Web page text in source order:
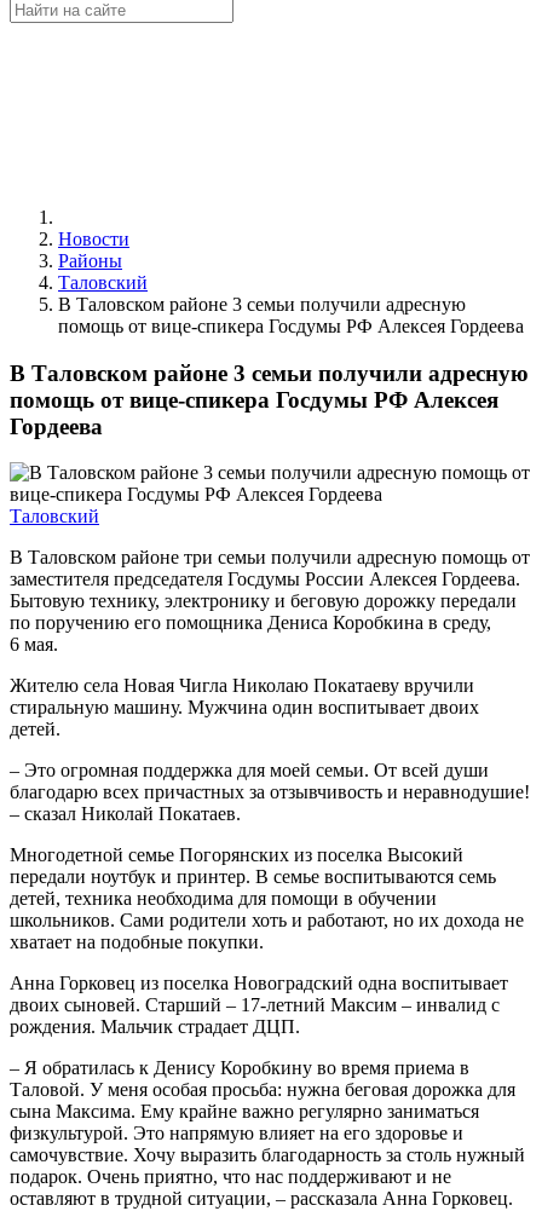
Новости
Районы
Таловский
В Таловском районе 3 семьи получили адресную
помощь от вице-спикера Госдумы РФ Алексея Гордеева
В Таловском районе 3 семьи получили адресную
помощь от вице-спикера Госдумы РФ Алексея
Гордеева
Таловский
В Таловском районе три семьи получили адресную помощь от
заместителя председателя Госдумы России Алексея Гордеева.
Бытовую технику, электронику и беговую дорожку передали
по поручению его помощника Дениса Коробкина в среду,
6 мая.
Жителю села Новая Чигла Николаю Покатаеву вручили
стиральную машину. Мужчина один воспитывает двоих
детей.
– Это огромная поддержка для моей семьи. От всей души
благодарю всех причастных за отзывчивость и неравнодушие!
– сказал Николай Покатаев.
Многодетной семье Погорянских из поселка Высокий
передали ноутбук и принтер. В семье воспитываются семь
детей, техника необходима для помощи в обучении
школьников. Сами родители хоть и работают, но их дохода не
хватает на подобные покупки.
Анна Горковец из поселка Новоградский одна воспитывает
двоих сыновей. Старший – 17-летний Максим – инвалид с
рождения. Мальчик страдает ДЦП.
– Я обратилась к Денису Коробкину во время приема в
Таловой. У меня особая просьба: нужна беговая дорожка для
сына Максима. Ему крайне важно регулярно заниматься
физкультурой. Это напрямую влияет на его здоровье и
самочувствие. Хочу выразить благодарность за столь нужный
подарок. Очень приятно, что нас поддерживают и не
оставляют в трудной ситуации, – рассказала Анна Горковец.